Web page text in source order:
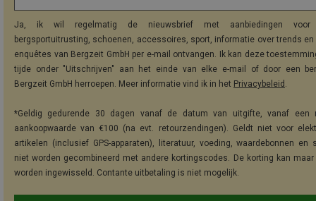
Ja, ik wil regelmatig de nieuwsbrief met aanbiedingen voor
bergsportuitrusting, schoenen, accessoires, sport, informatie over trends
enquêtes van Bergzeit GmbH per e-mail ontvangen. Ik kan deze
tijde onder "Uitschrijven" aan het einde van elke e-mail of door een
Bergzeit GmbH herroepen. Meer informatie vind ik in het Privacybeleid .
*Geldig gedurende 30 dagen vanaf de datum van uitgifte, vanaf een
aankoopwaarde van €100 (na evt. retourzendingen). Geldt niet voor
artikelen (inclusief GPS-apparaten), literatuur, voeding, waardebonnen en
niet worden gecombineerd met andere kortingscodes. De korting kan maar
worden ingewisseld. Contante uitbetaling is niet mogelijk.